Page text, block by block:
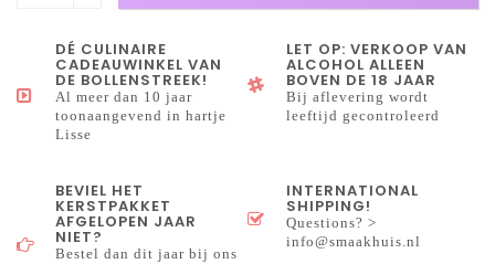
DÉ CULINAIRE
CADEAUWINKEL VAN
DE BOLLENSTREEK!
Al meer dan 10 jaar
toonaangevend in hartje
Lisse
LET OP: VERKOOP VAN
ALCOHOL ALLEEN
BOVEN DE 18 JAAR
Bij aflevering wordt
leeftijd gecontroleerd
BEVIEL HET
KERSTPAKKET
AFGELOPEN JAAR
NIET?
Bestel dan dit jaar bij ons
INTERNATIONAL
SHIPPING!
Questions? >
info@smaakhuis.nl